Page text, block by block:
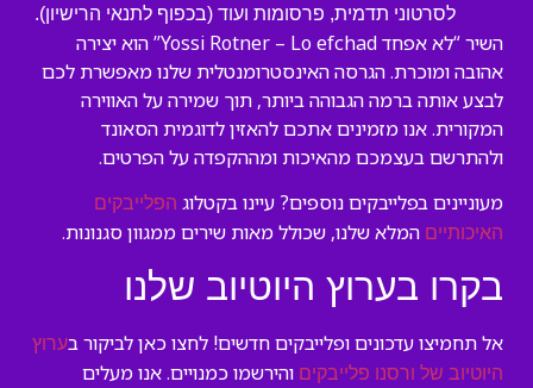
לסרטוני תדמית, פרסומות ועוד (בכפוף לתנאי הרישיון).
השיר “לא אפחד Yossi Rotner – Lo efchad” הוא יצירה
אהובה ומוכרת. הגרסה האינסטרומנטלית שלנו מאפשרת לכם
לבצע אותה ברמה הגבוהה ביותר, תוך שמירה על האווירה
המקורית. אנו מזמינים אתכם להאזין לדוגמית הסאונד
ולהתרשם בעצמכם מהאיכות ומההקפדה על הפרטים.
מעוניינים בפלייבקים נוספים? עיינו בקטלוג הפלייבקים
האיכותיים המלא שלנו, שכולל מאות שירים ממגוון סגנונות.
בקרו בערוץ היוטיוב שלנו
אל תחמיצו עדכונים ופלייבקים חדשים! לחצו כאן לביקור בערוץ
היוטיוב של ורסנו פלייבקים והירשמו כמנויים. אנו מעלים